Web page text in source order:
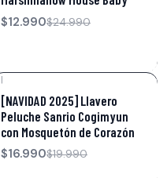
$12.990$24.990
|
[NAVIDAD 2025] Llavero
Peluche Sanrio Cogimyun
con Mosquetón de Corazón
$16.990$19.990